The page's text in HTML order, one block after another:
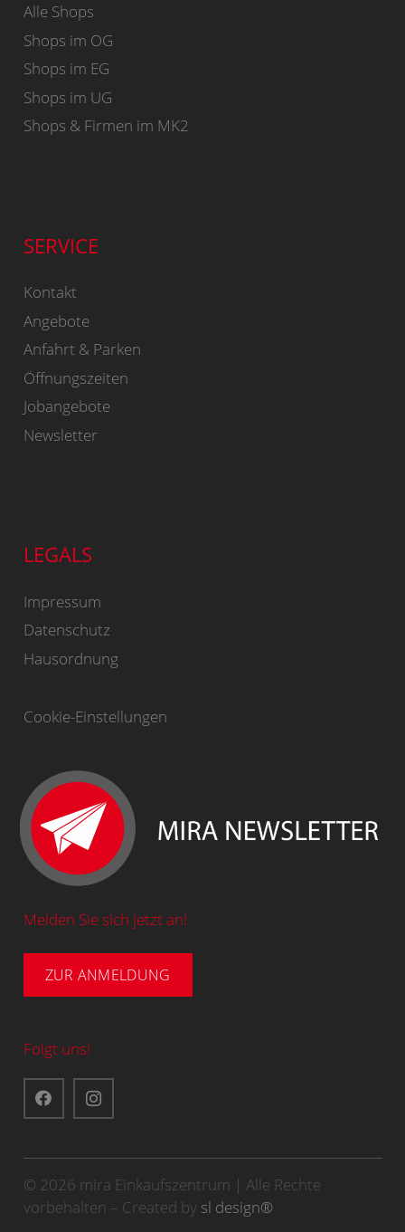
Alle Shops
Shops im OG
Shops im EG
Shops im UG
Shops & Firmen im MK2
SERVICE
Kontakt
Angebote
Anfahrt & Parken
Öffnungszeiten
Jobangebote
Newsletter
LEGALS
Impressum
Datenschutz
Hausordnung
Cookie-Einstellungen
Melden Sie sich jetzt an!
ZUR ANMELDUNG
Folgt uns!
© 2026 mira Einkaufszentrum | Alle Rechte
vorbehalten – Created by sl design®